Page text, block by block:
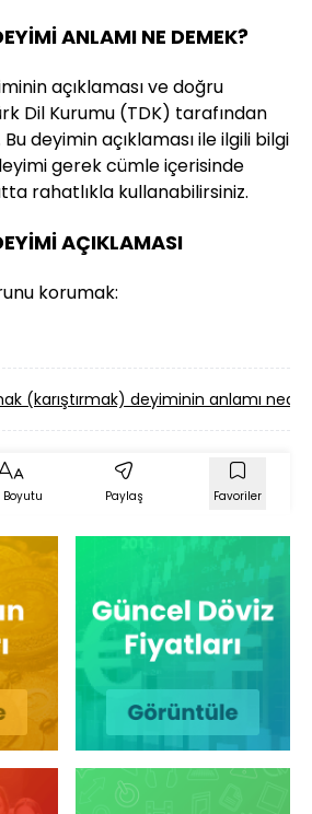
ANLAMI NE DEMEK?
açıklaması ve doğru
Dil Kurumu (TDK) tarafından
Bu deyimin açıklaması ile ilgili bilgi
gerek cümle içerisinde
rahatlıkla kullanabilirsiniz.
AÇIKLAMASI
korumak:
(karıştırmak) deyiminin anlamı nedir
Boyutu Paylaş Favoriler